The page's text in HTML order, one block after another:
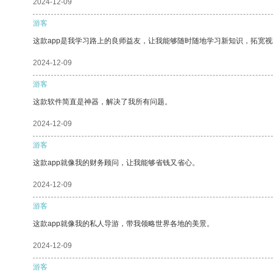
2024-12-09
游客
这款app是我学习路上的良师益友，让我能够随时随地学习新知识，拓宽
2024-12-09
游客
这款软件简直是神器，解决了我所有问题。
2024-12-09
游客
这款app就像我的财务顾问，让我能够省钱又省心。
2024-12-09
游客
这款app就像我的私人导游，带我领略世界各地的美景。
2024-12-09
游客